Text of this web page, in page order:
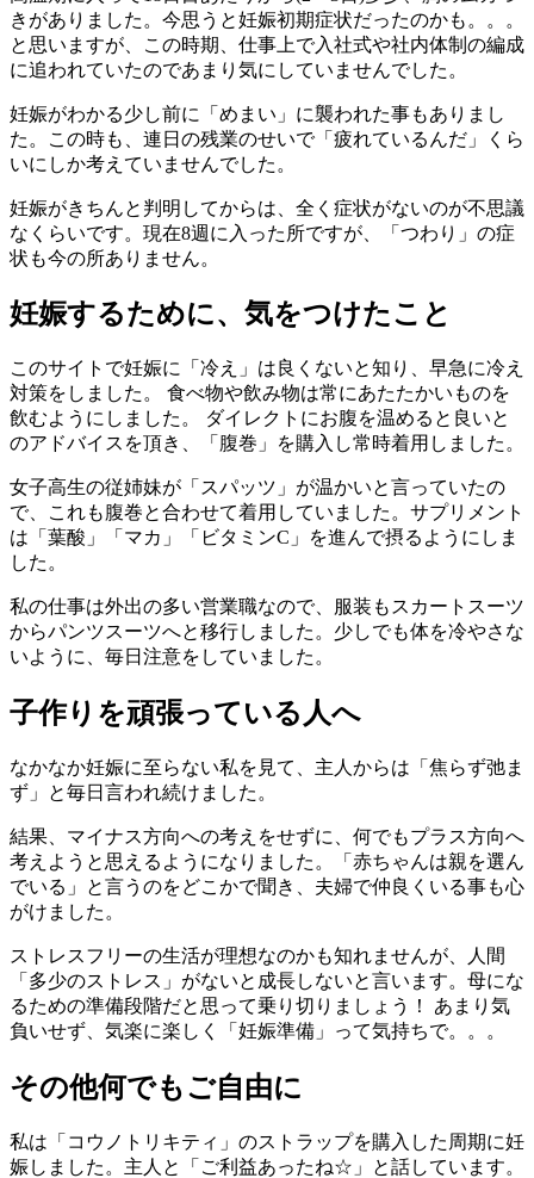
きがありました。今思うと妊娠初期症状だったのかも。。。
と思いますが、この時期、仕事上で入社式や社内体制の編成
に追われていたのであまり気にしていませんでした。
妊娠がわかる少し前に「めまい」に襲われた事もありまし
た。この時も、連日の残業のせいで「疲れているんだ」くら
いにしか考えていませんでした。
妊娠がきちんと判明してからは、全く症状がないのが不思議
なくらいです。現在8週に入った所ですが、「つわり」の症
状も今の所ありません。
妊娠するために、気をつけたこと
このサイトで妊娠に「冷え」は良くないと知り、早急に冷え
対策をしました。 食べ物や飲み物は常にあたたかいものを
飲むようにしました。 ダイレクトにお腹を温めると良いと
のアドバイスを頂き、「腹巻」を購入し常時着用しました。
女子高生の従姉妹が「スパッツ」が温かいと言っていたの
で、これも腹巻と合わせて着用していました。サプリメント
は「葉酸」「マカ」「ビタミンC」を進んで摂るようにしま
した。
私の仕事は外出の多い営業職なので、服装もスカートスーツ
からパンツスーツへと移行しました。少しでも体を冷やさな
いように、毎日注意をしていました。
子作りを頑張っている人へ
なかなか妊娠に至らない私を見て、主人からは「焦らず弛ま
ず」と毎日言われ続けました。
結果、マイナス方向への考えをせずに、何でもプラス方向へ
考えようと思えるようになりました。「赤ちゃんは親を選ん
でいる」と言うのをどこかで聞き、夫婦で仲良くいる事も心
がけました。
ストレスフリーの生活が理想なのかも知れませんが、人間
「多少のストレス」がないと成長しないと言います。母にな
るための準備段階だと思って乗り切りましょう！ あまり気
負いせず、気楽に楽しく「妊娠準備」って気持ちで。。。
その他何でもご自由に
私は「コウノトリキティ」のストラップを購入した周期に妊
娠しました。主人と「ご利益あったね☆」と話しています。